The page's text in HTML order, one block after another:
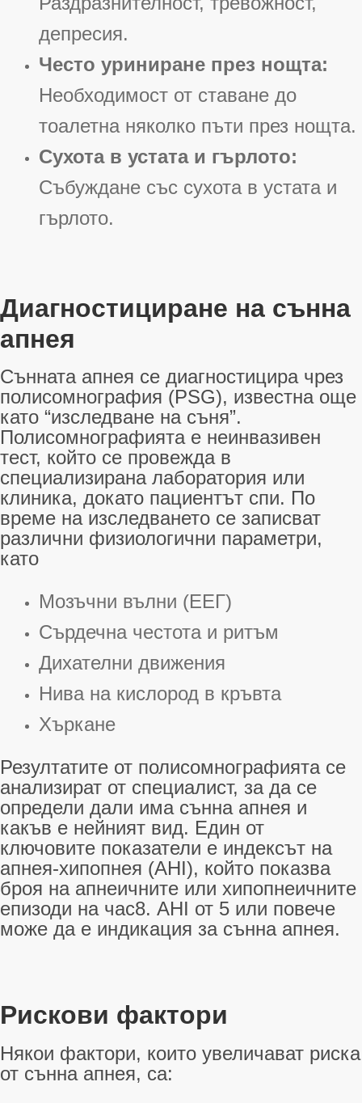
депресия.
Често уриниране през нощта:
Необходимост от ставане до
тоалетна няколко пъти през нощта.
Сухота в устата и гърлото:
Събуждане със сухота в устата и
гърлото.
Диагностициране на сънна
апнея
Сънната апнея се диагностицира чрез
полисомнография (PSG), известна още
като “изследване на съня”.
Полисомнографията е неинвазивен
тест, който се провежда в
специализирана лаборатория или
клиника, докато пациентът спи. По
време на изследването се записват
различни физиологични параметри,
като
Мозъчни вълни (ЕЕГ)
Сърдечна честота и ритъм
Дихателни движения
Нива на кислород в кръвта
Хъркане
Резултатите от полисомнографията се
анализират от специалист, за да се
определи дали има сънна апнея и
какъв е нейният вид. Един от
ключовите показатели е индексът на
апнея-хипопнея (AHI), който показва
броя на апнеичните или хипопнеичните
епизоди на час8. AHI от 5 или повече
може да е индикация за сънна апнея.
Рискови фактори
Някои фактори, които увеличават риска
от сънна апнея, са: